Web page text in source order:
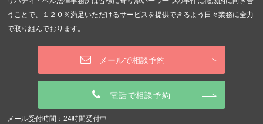
うことで、１２０％満足いただけるサービスを提供できるよう日々業務に全力
で取り組んでおります。
メールで相談予約
電話で相談予約
メール受付時間：24時間受付中